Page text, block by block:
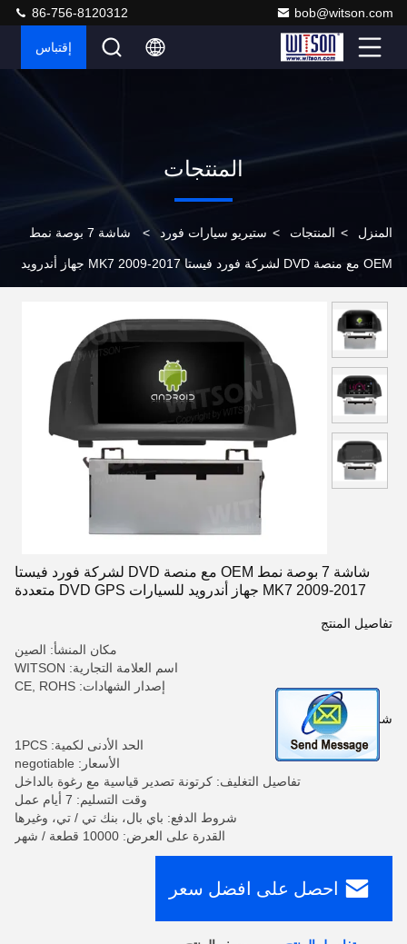
bob@witson.com
86-756-8120312
إقتباس
المنتجات
المنزل > المنتجات > ستيريو سيارات فورد > شاشة 7 بوصة نمط
OEM مع منصة DVD لشركة فورد فيستا MK7 2009-2017 جهاز أندرويد
شاشة 7 بوصة نمط OEM مع منصة DVD لشركة فورد فيستا
MK7 2009-2017 جهاز أندرويد للسيارات DVD GPS متعددة
تفاصيل المنتج
مكان المنشأ: الصين
اسم العلامة التجارية: WITSON
إصدار الشهادات: CE, ROHS
شروط الدفع والشحن
الحد الأدنى لكمية: 1PCS
الأسعار: negotiable
تفاصيل التغليف: كرتونة تصدير قياسية مع رغوة بالداخل
وقت التسليم: 7 أيام عمل
شروط الدفع: باي بال، بنك تي / تي، وغيرها
القدرة على العرض: 10000 قطعة / شهر
احصل على افضل سعر